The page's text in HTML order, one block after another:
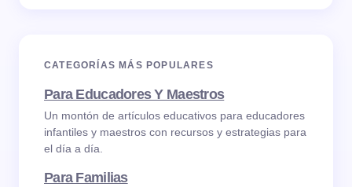
CATEGORÍAS MÁS POPULARES
Para Educadores Y Maestros
Un montón de artículos educativos para educadores
infantiles y maestros con recursos y estrategias para
el día a día.
Para Familias